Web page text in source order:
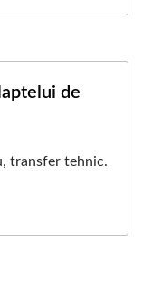
de
transfer tehnic.